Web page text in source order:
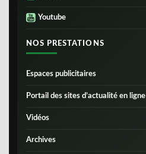
Youtube
NOS PRESTATIONS
Espaces publicitaires
Portail des sites d’actualité en ligne
Vidéos
Archives